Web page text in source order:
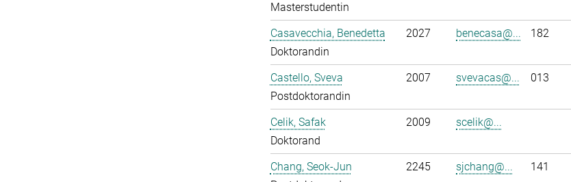
Masterstudentin
Casavecchia, Benedetta
Doktorandin
2027 benecasa@... 182
Castello, Sveva
Postdoktorandin
2007 svevacas@... 013
Celik, Safak
Doktorand
2009 scelik@...
Chang, Seok-Jun
2245 sjchang@... 141